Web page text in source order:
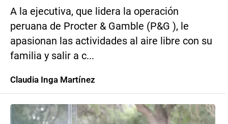
A la ejecutiva, que lidera la operación
peruana de Procter & Gamble (P&G ), le
apasionan las actividades al aire libre con su
familia y salir a c...
Claudia Inga Martínez